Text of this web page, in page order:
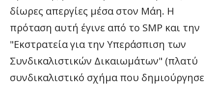
δίωρες απεργίες μέσα στον Μάη. Η
πρόταση αυτή έγινε από το SMP και την
"Εκστρατεία για την Υπεράσπιση των
Συνδικαλιστικών Δικαιωμάτων" (πλατύ
συνδικαλιστικό σχήμα που δημιούργησε